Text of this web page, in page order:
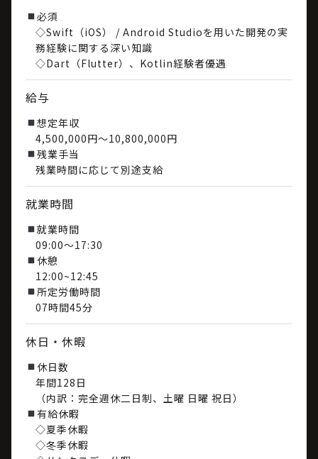
必須
◇Swift（iOS） / Android Studioを用いた開発の実
務経験に関する深い知識
◇Dart（Flutter）、Kotlin経験者優遇
給与
想定年収
4,500,000円～10,800,000円
残業手当
残業時間に応じて別途支給
就業時間
就業時間
09:00～17:30
休憩
12:00~12:45
所定労働時間
07時間45分
休日・休暇
休日数
年間128日
（内訳：完全週休二日制、土曜 日曜 祝日）
有給休暇
◇夏季休暇
◇冬季休暇